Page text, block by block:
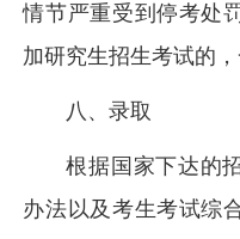
情节严重受到停考处
加研究生招生考试的，
八、录取
根据国家下达的
办法以及考生考试综